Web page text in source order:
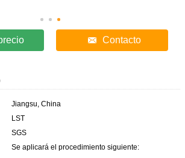
Contacto
Jiangsu, China
LST
SGS
Se aplicará el procedimiento siguiente: